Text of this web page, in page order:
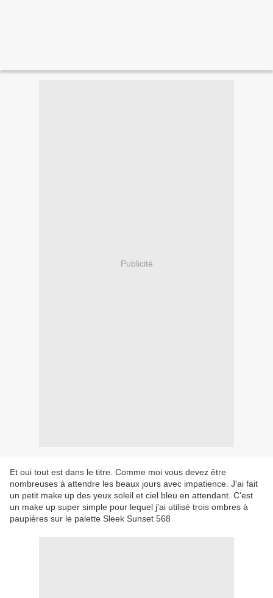
Publicité
Et oui tout est dans le titre. Comme moi vous devez être
nombreuses à attendre les beaux jours avec impatience. J'ai fait
un petit make up des yeux soleil et ciel bleu en attendant. C'est
un make up super simple pour lequel j'ai utilisé trois ombres à
paupières sur le palette Sleek Sunset 568